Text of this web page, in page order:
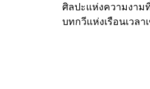
ศิลปะแห่งความงาม
บทกวีแห่งเรือนเวลา